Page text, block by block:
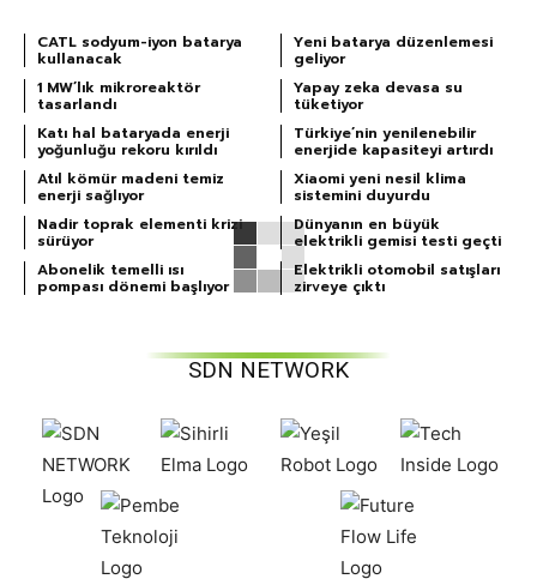
CATL sodyum-iyon batarya
kullanacak
Yeni batarya düzenlemesi
geliyor
1 MW’lık mikroreaktör
tasarlandı
Yapay zeka devasa su
tüketiyor
Katı hal bataryada enerji
yoğunluğu rekoru kırıldı
Türkiye’nin yenilenebilir
enerjide kapasiteyi artırdı
Atıl kömür madeni temiz
enerji sağlıyor
Xiaomi yeni nesil klima
sistemini duyurdu
Nadir toprak elementi krizi
sürüyor
Dünyanın en büyük
elektrikli gemisi testi geçti
Abonelik temelli ısı
pompası dönemi başlıyor
Elektrikli otomobil satışları
zirveye çıktı
SDN NETWORK